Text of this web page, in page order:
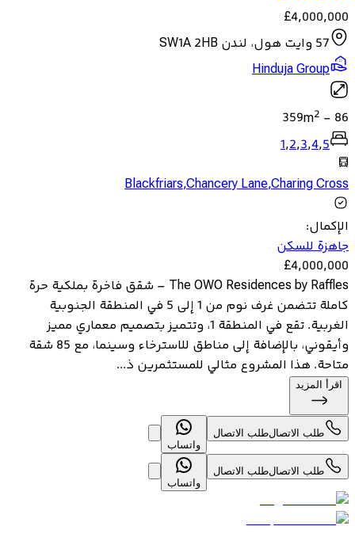
£4,000,000
57 وايت هول، لندن SW1A 2HB
Hinduja Group
86
-
359m2
1,2,3,4,5
Blackfriars,Chancery Lane,Charing Cross
الإكمال:
جاهزة للسكن
£4,000,000
The OWO Residences by Raffles – شقق فاخرة بملكية حرة
كاملة تتضمن غرف نوم من 1 إلى 5 في المنطقة الجنوبية
الغربية. تقع في المنطقة 1، وتتميز بتصميم معماري مميز
وأيقوني، بالإضافة إلى مناطق للاسترخاء وسينما، مع 85 شقة
متاحة. هذا المشروع مثالي للمستثمرين ذ...
اقرأ المزيد
طلب الاتصالطلب الاتصال
واتساب
طلب الاتصالطلب الاتصال
واتساب